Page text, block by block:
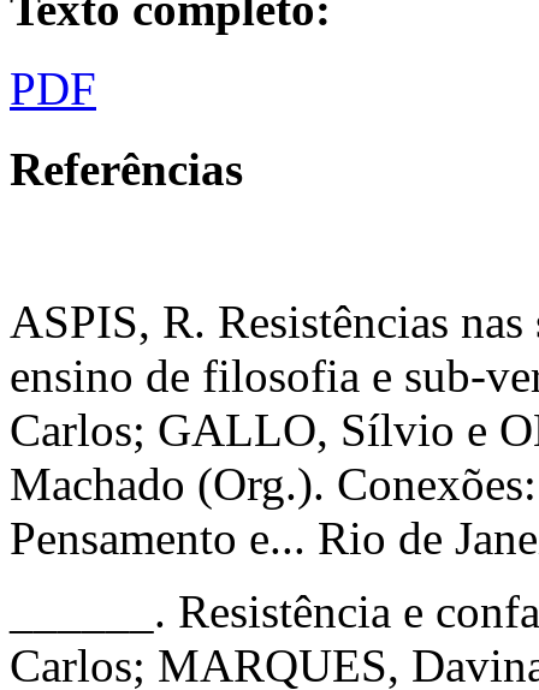
PDF
Referências
ASPIS, R. Resistências
ensino de filosofia e sub-
Carlos; GALLO, Sílvio e
Machado (Org.).
Pensamento e... Rio de
______. Resistência e
Carlos; MARQUES,